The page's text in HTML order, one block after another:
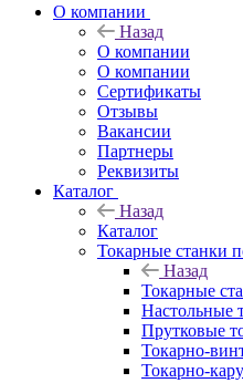
О компании
Назад
О компании
О компании
Сертификаты
Отзывы
Вакансии
Партнеры
Реквизиты
Каталог
Назад
Каталог
Токарные станки
Назад
Токарные
Настольные
Прутковые
Токарно-
Токарно-